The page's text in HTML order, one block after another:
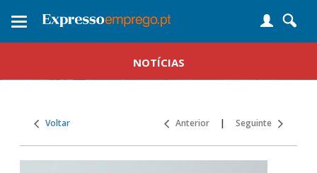
Toggle
NOTÍCIAS
Voltar Anterior | Seguinte